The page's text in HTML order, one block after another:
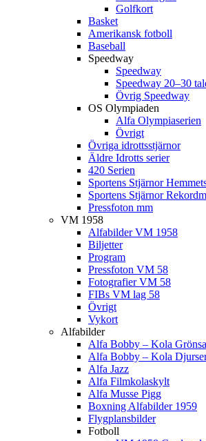
Golfkort
Basket
Amerikansk fotboll
Baseball
Speedway
Speedway
Speedway 20–30
Övrig Speedway
OS Olympiaden
Alfa Olympiaserien
Övrigt
Övriga idrottsstjärnor
Äldre Idrotts serier
420 Serien
Sportens Stjärnor
Sportens Stjärnor
Pressfoton mm
VM 1958
Alfabilder VM 1958
Biljetter
Program
Pressfoton VM 58
Fotografier VM 58
FIBs VM lag 58
Övrigt
Vykort
Alfabilder
Alfa Bobby – Kola
Alfa Bobby – Kola
Alfa Jazz
Alfa Filmkolaskylt
Alfa Musse Pigg
Boxning Alfabilder 1959
Flygplansbilder
Fotboll